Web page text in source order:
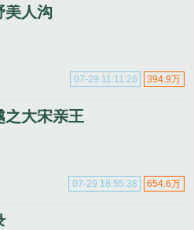
美人沟
394.9万
07-29 11:11:26
之大宋亲王
654.6万
07-29 18:55:38